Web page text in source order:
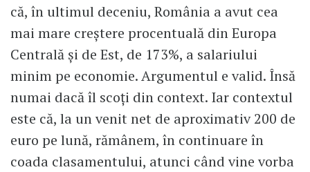
că, în ultimul deceniu, România a avut cea
mai mare creștere procentuală din Europa
Centrală și de Est, de 173%, a salariului
minim pe economie. Argumentul e valid. Însă
numai dacă îl scoți din context. Iar contextul
este că, la un venit net de aproximativ 200 de
euro pe lună, rămânem, în continuare în
coada clasamentului, atunci când vine vorba